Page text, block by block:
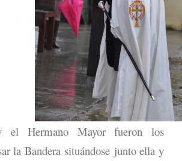
el Hermano Mayor fueron los
la Bandera situándose junto ella y